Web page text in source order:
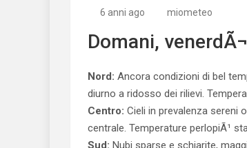
6 anni ago miometeo
Domani,
Nord: Ancora condizioni di bel
diurno a ridosso dei rilievi.
Centro: Cieli in prevalenza sereni
centrale. Temperature perlopiÃ¹
Sud: Nubi sparse e schiarite,